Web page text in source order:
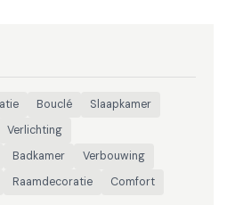
Bouclé
Slaapkamer
Verlichting
Badkamer
Verbouwing
Raamdecoratie
Comfort